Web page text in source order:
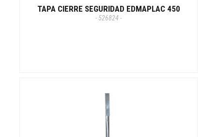
TAPA CIERRE SEGURIDAD EDMAPLAC 450
- 526824 -